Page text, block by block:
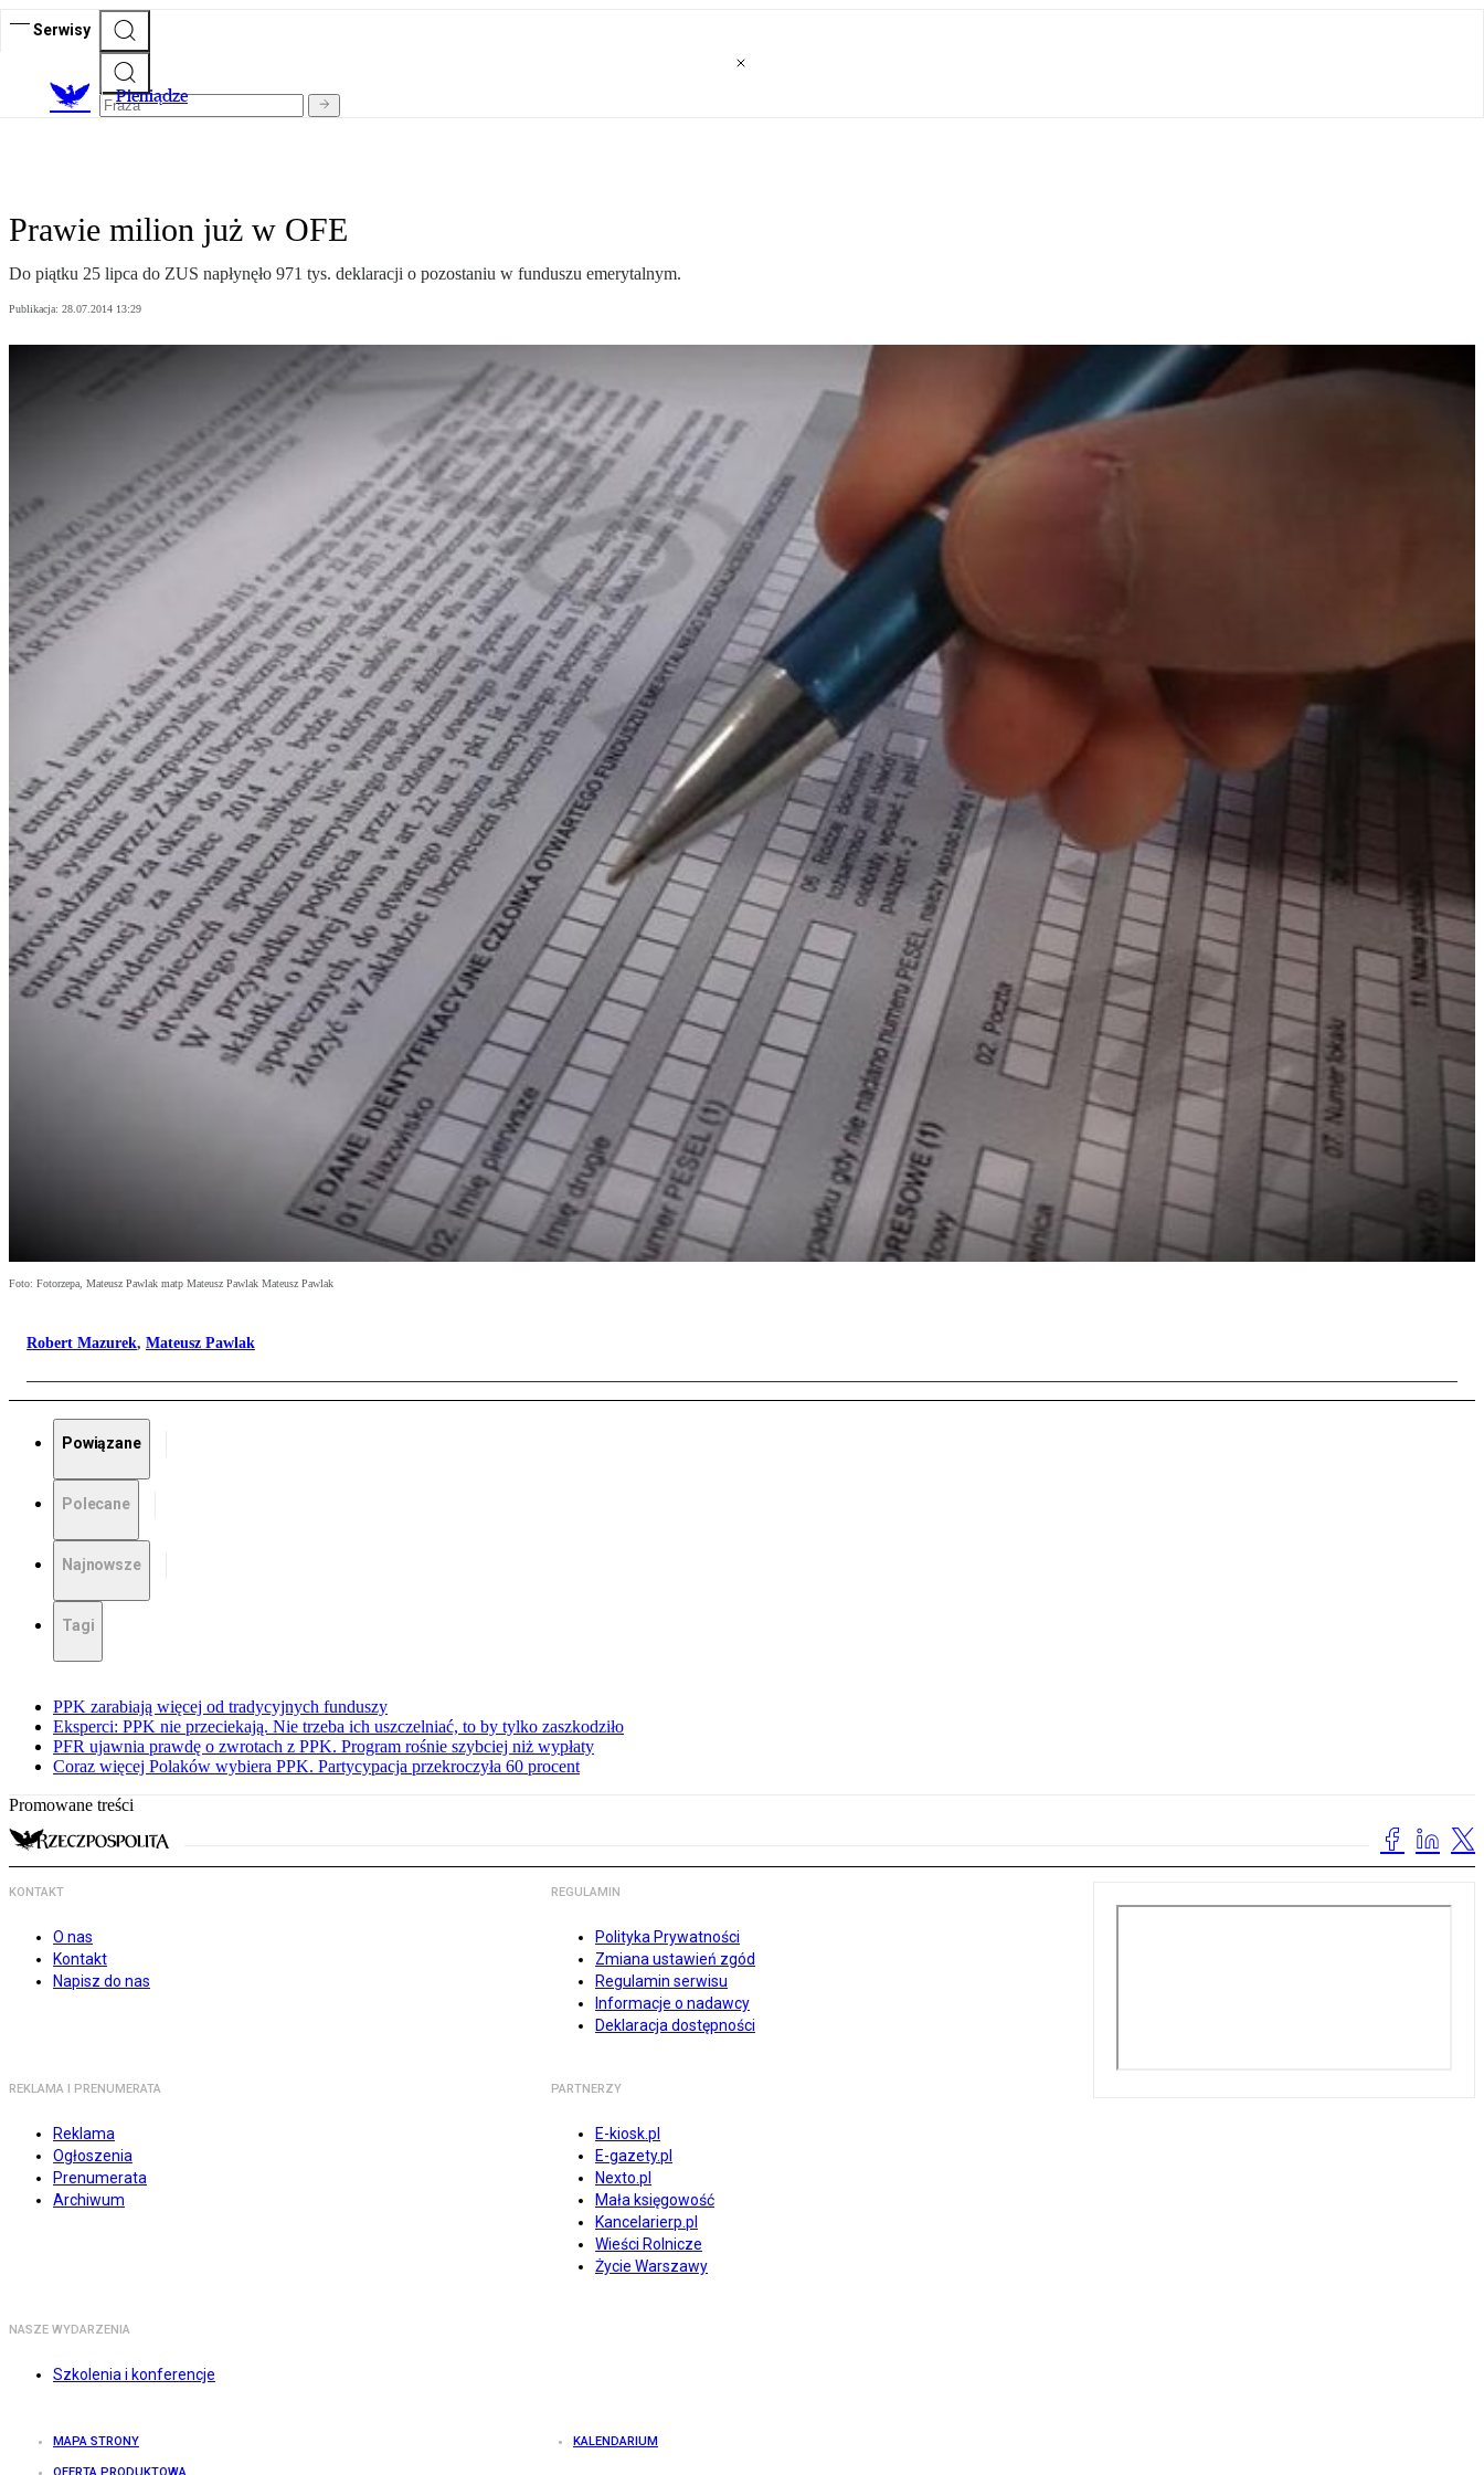
Serwisy
Pieniądze
Prawie milion już w OFE
Do piątku 25 lipca do ZUS napłynęło 971 tys. deklaracji o pozostaniu w funduszu emerytalnym.
Publikacja: 28.07.2014 13:29
Foto: Fotorzepa, Mateusz Pawlak matp Mateusz Pawlak Mateusz Pawlak
Robert Mazurek, Mateusz Pawlak
Powiązane
Polecane
Najnowsze
Tagi
PPK zarabiają więcej od tradycyjnych funduszy
Eksperci: PPK nie przeciekają. Nie trzeba ich uszczelniać, to by tylko zaszkodziło
PFR ujawnia prawdę o zwrotach z PPK. Program rośnie szybciej niż wypłaty
Coraz więcej Polaków wybiera PPK. Partycypacja przekroczyła 60 procent
Promowane treści
KONTAKT
O nas
Kontakt
Napisz do nas
REGULAMIN
Polityka Prywatności
Zmiana ustawień zgód
Regulamin serwisu
Informacje o nadawcy
Deklaracja dostępności
REKLAMA I PRENUMERATA
Reklama
Ogłoszenia
Prenumerata
Archiwum
PARTNERZY
E-kiosk.pl
E-gazety.pl
Nexto.pl
Mała księgowość
Kancelarierp.pl
Wieści Rolnicze
Życie Warszawy
NASZE WYDARZENIA
Szkolenia i konferencje
MAPA STRONY KALENDARIUM